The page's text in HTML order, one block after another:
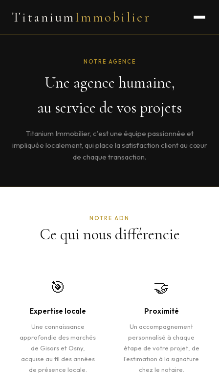
TitaniumImmobilier
NOTRE AGENCE
Une agence humaine,
au service de vos projets
Titanium Immobilier, c'est une équipe passionnée et
impliquée localement, qui place la satisfaction client au cœur
de chaque transaction.
NOTRE ADN
Ce qui nous différencie
🎯
Expertise locale
Une connaissance
approfondie des marchés
de Gisors et Osny,
acquise au fil des années
de présence locale.
🤝
Proximité
Un accompagnement
personnalisé à chaque
étape de votre projet, de
l'estimation à la signature
chez le notaire.